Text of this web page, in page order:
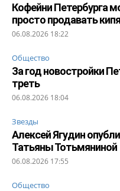
Кофейни Петербурга
просто продавать
06.08.2026 18:22
Общество
За год новостройки
треть
06.08.2026 18:04
Звезды
Алексей Ягудин
Татьяны Тотьмяниной
06.08.2026 17:55
Общество